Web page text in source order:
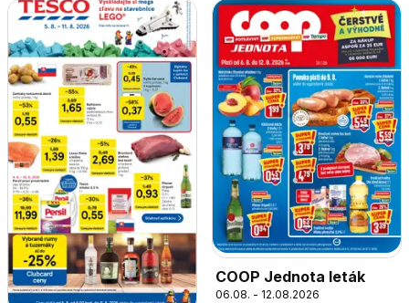
COOP Jednota leták
06.08. - 12.08.2026